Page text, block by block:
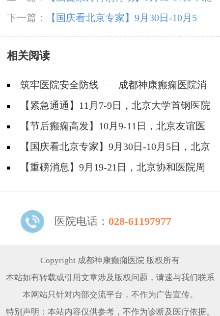
京天坛医院杨涛博士免费会诊+超万元援助，护
航全年龄段癫痫患者
下一篇：
【国庆看北京专家】9月30日-10月5
日，北京天坛&首钢医院两大专家蓉城亲诊+癫
痫大额救助，速约！
相关阅读
筑牢医院安全防线——成都神康癫痫医院消
防安全培训纪实
【紧急通通】11月7-9日，北京大学首钢医院
神经内科胡颖教授亲临成都会诊，破解癫痫疑难
【节后癫痫高发】10月9-11日，北京友谊医
院陈葵博士免费会诊+治疗援助，破解癫痫难
题！
【国庆看北京专家】9月30日-10月5日，北京
天坛&首钢医院两大专家蓉城亲诊+癫痫大额救
【重磅消息】9月19-21日，北京协和医院周
医院电话： 028-61197977
Copyright 成都神康癫痫医院 版权所有
本站如有转载或引用文章涉及版权问题，请速与我们联系
本网站只针对内部交流平台，不作为广告宣传。
特别声明：本站内容仅供参考，不作为诊断及医疗依据。